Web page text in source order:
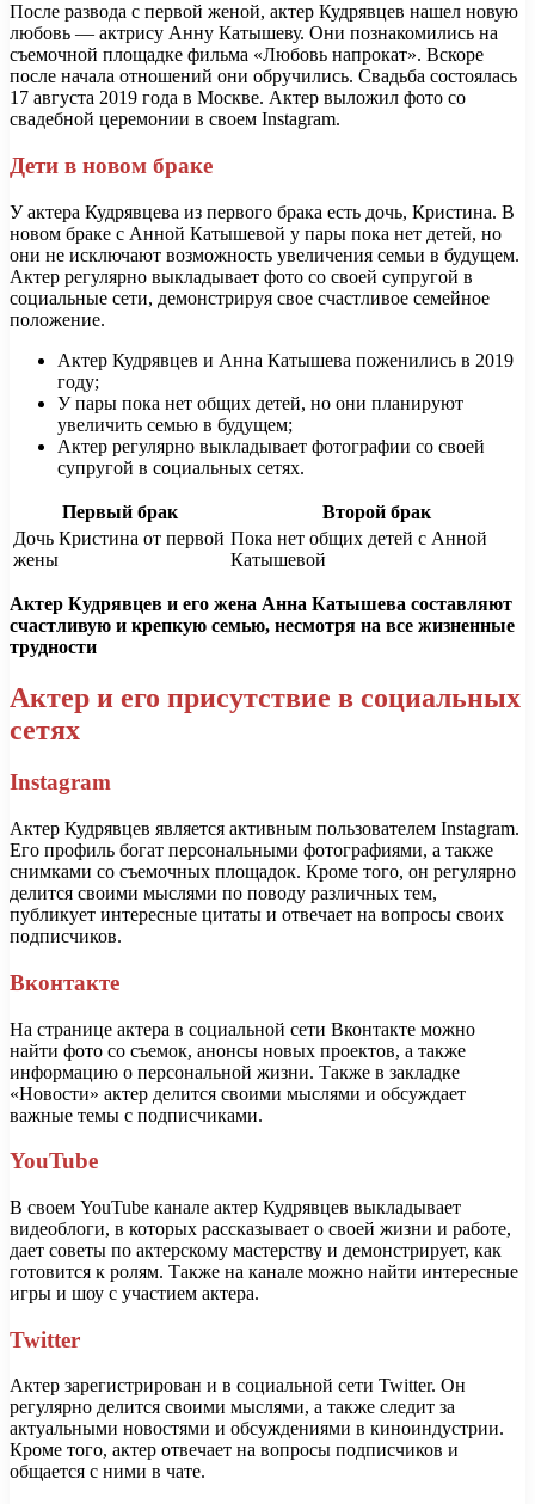
После развода с первой женой, актер Кудрявцев нашел новую
любовь — актрису Анну Катышеву. Они познакомились на
съемочной площадке фильма «Любовь напрокат». Вскоре
после начала отношений они обручились. Свадьба состоялась
17 августа 2019 года в Москве. Актер выложил фото со
свадебной церемонии в своем Instagram.
Дети в новом браке
У актера Кудрявцева из первого брака есть дочь, Кристина. В
новом браке с Анной Катышевой у пары пока нет детей, но
они не исключают возможность увеличения семьи в будущем.
Актер регулярно выкладывает фото со своей супругой в
социальные сети, демонстрируя свое счастливое семейное
положение.
Актер Кудрявцев и Анна Катышева поженились в 2019
году;
У пары пока нет общих детей, но они планируют
увеличить семью в будущем;
Актер регулярно выкладывает фотографии со своей
супругой в социальных сетях.
Первый брак
Второй брак
Дочь Кристина от первой
жены
Пока нет общих детей с Анной
Катышевой
Актер Кудрявцев и его жена Анна Катышева составляют
счастливую и крепкую семью, несмотря на все жизненные
трудности
Актер и его присутствие в социальных
сетях
Instagram
Актер Кудрявцев является активным пользователем Instagram.
Его профиль богат персональными фотографиями, а также
снимками со съемочных площадок. Кроме того, он регулярно
делится своими мыслями по поводу различных тем,
публикует интересные цитаты и отвечает на вопросы своих
подписчиков.
Вконтакте
На странице актера в социальной сети Вконтакте можно
найти фото со съемок, анонсы новых проектов, а также
информацию о персональной жизни. Также в закладке
«Новости» актер делится своими мыслями и обсуждает
важные темы с подписчиками.
YouTube
В своем YouTube канале актер Кудрявцев выкладывает
видеоблоги, в которых рассказывает о своей жизни и работе,
дает советы по актерскому мастерству и демонстрирует, как
готовится к ролям. Также на канале можно найти интересные
игры и шоу с участием актера.
Twitter
Актер зарегистрирован и в социальной сети Twitter. Он
регулярно делится своими мыслями, а также следит за
актуальными новостями и обсуждениями в киноиндустрии.
Кроме того, актер отвечает на вопросы подписчиков и
общается с ними в чате.